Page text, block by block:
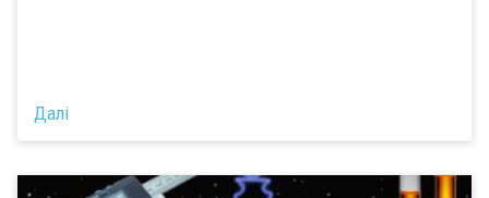
Далі